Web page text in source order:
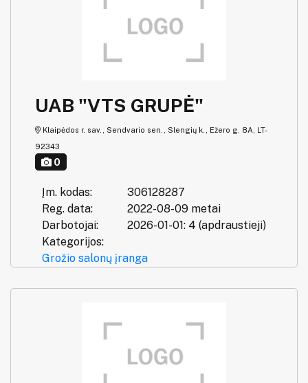
UAB "VTS GRUPĖ"
Klaipėdos r. sav., Sendvario sen., Slengių k., Ežero g. 8A, LT-
92343
0
Įm. kodas:
306128287
Reg. data:
2022-08-09 metai
Darbotojai:
2026-01-01: 4 (apdraustieji)
Kategorijos:
Grožio salonų įranga